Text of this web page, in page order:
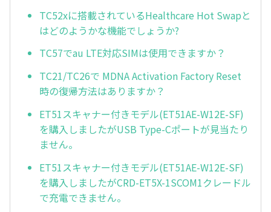
TC52xに搭載されているHealthcare Hot Swapと
はどのようかな機能でしょうか?
TC57でau LTE対応SIMは使用できますか？
TC21/TC26で MDNA Activation Factory Reset
時の復帰方法はありますか？
ET51スキャナー付きモデル(ET51AE-W12E-SF)
を購入しましたがUSB Type-Cポートが見当たり
ません。
ET51スキャナー付きモデル(ET51AE-W12E-SF)
を購入しましたがCRD-ET5X-1SCOM1クレードル
で充電できません。